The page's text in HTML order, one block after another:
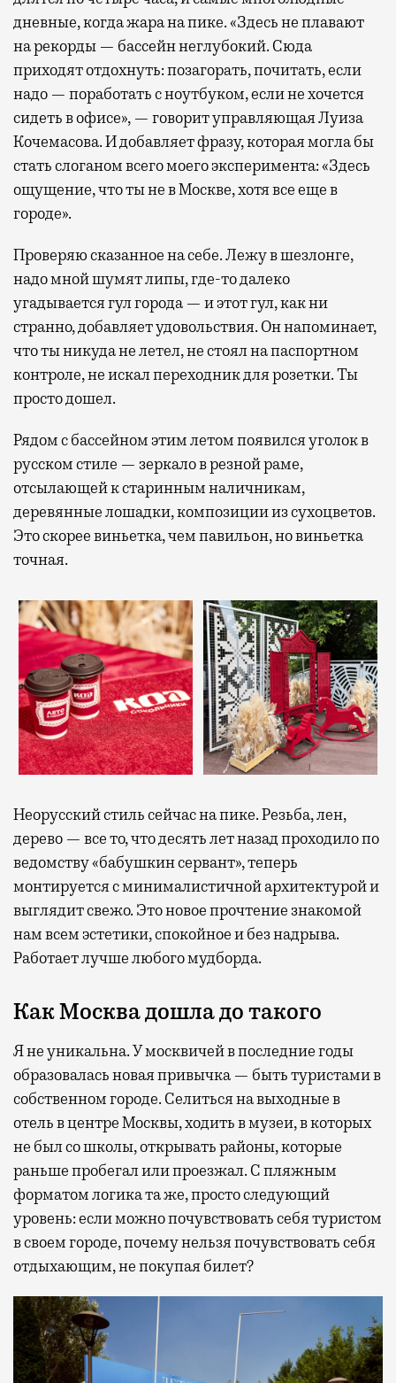
дневные, когда жара на пике. «Здесь не плавают
на рекорды — бассейн неглубокий. Сюда
приходят отдохнуть: позагорать, почитать, если
надо — поработать с ноутбуком, если не хочется
сидеть в офисе», — говорит управляющая Луиза
Кочемасова. И добавляет фразу, которая могла бы
стать слоганом всего моего эксперимента: «Здесь
ощущение, что ты не в Москве, хотя все еще в
городе».
Проверяю сказанное на себе. Лежу в шезлонге,
надо мной шумят липы, где-то далеко
угадывается гул города — и этот гул, как ни
странно, добавляет удовольствия. Он напоминает,
что ты никуда не летел, не стоял на паспортном
контроле, не искал переходник для розетки. Ты
просто дошел.
Рядом с бассейном этим летом появился уголок в
русском стиле — зеркало в резной раме,
отсылающей к старинным наличникам,
деревянные лошадки, композиции из сухоцветов.
Это скорее виньетка, чем павильон, но виньетка
точная.
Неорусский стиль сейчас на пике. Резьба, лен,
дерево — все то, что десять лет назад проходило по
ведомству «бабушкин сервант», теперь
монтируется с минималистичной архитектурой и
выглядит свежо. Это новое прочтение знакомой
нам всем эстетики, спокойное и без надрыва.
Работает лучше любого мудборда.
Как Москва дошла до такого
Я не уникальна. У москвичей в последние годы
образовалась новая привычка — быть туристами в
собственном городе. Селиться на выходные в
отель в центре Москвы, ходить в музеи, в которых
не был со школы, открывать районы, которые
раньше пробегал или проезжал. С пляжным
форматом логика та же, просто следующий
уровень: если можно почувствовать себя туристом
в своем городе, почему нельзя почувствовать себя
отдыхающим, не покупая билет?